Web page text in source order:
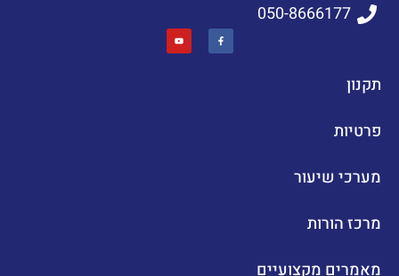
050-8666177
תקנון
פרטיות
מערכי שיעור
מרכז הורות
מאמרים מקצועיים